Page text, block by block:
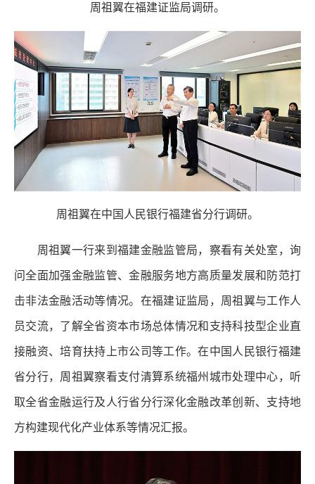
周祖翼在福建证监局调研。
周祖翼在中国人民银行福建省分行调研。
周祖翼一行来到福建金融监管局，察看有关处室，询
问全面加强金融监管、金融服务地方高质量发展和防范打
击非法金融活动等情况。在福建证监局，周祖翼与工作人
员交流，了解全省资本市场总体情况和支持科技型企业直
接融资、培育扶持上市公司等工作。在中国人民银行福建
省分行，周祖翼察看支付清算系统福州城市处理中心，听
取全省金融运行及人行省分行深化金融改革创新、支持地
方构建现代化产业体系等情况汇报。